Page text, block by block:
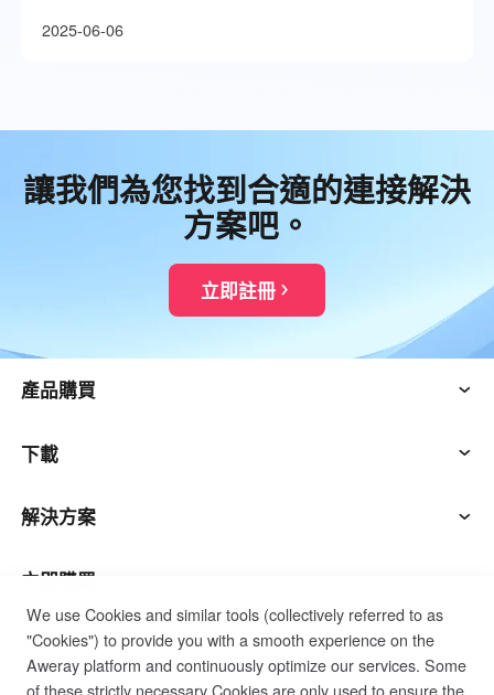
2025-06-06
讓我們為您找到合適的連接解決
方案吧。
立即註冊
產品購買
AweSeed
AweShell
智能硬件
下載
AweSun客戶端
AweSeed客戶端
AweShell客戶端
解決方案
信息技術運營與支持
遠程工作
立即購買
AweSun個人計劃
支持
We use Cookies and similar tools (collectively referred to as
"Cookies") to provide you with a smooth experience on the
Aweray platform and continuously optimize our services. Some
of these strictly necessary Cookies are only used to ensure the